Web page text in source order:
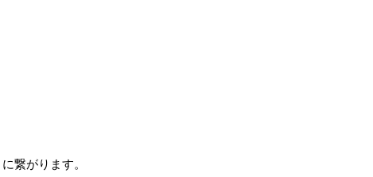
繋がります。